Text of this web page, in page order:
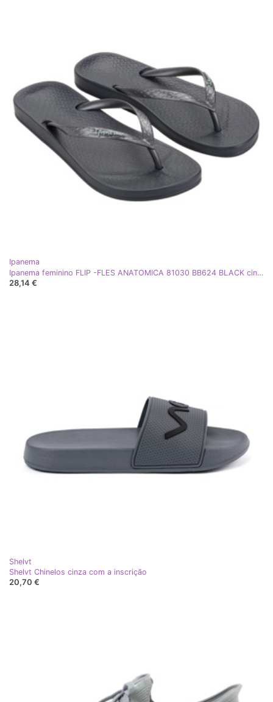
Ipanema
Ipanema feminino FLIP -FLES ANATOMICA 81030 BB624 BLACK cinza
28,14 €
Shelvt
Shelvt Chinelos cinza com a inscrição
20,70 €